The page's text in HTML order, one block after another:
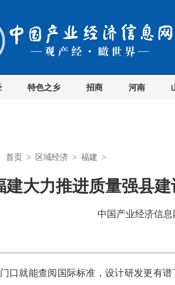
特色之乡 招商 河南
首页 > 区域经济 > 福建 >
建大力推进质量强县
中国产业经济信
就能查阅国际标准，设计研发更有谱